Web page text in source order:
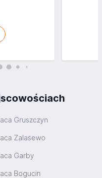
Gruszczyn
Zalasewo
Garby
Bogucin